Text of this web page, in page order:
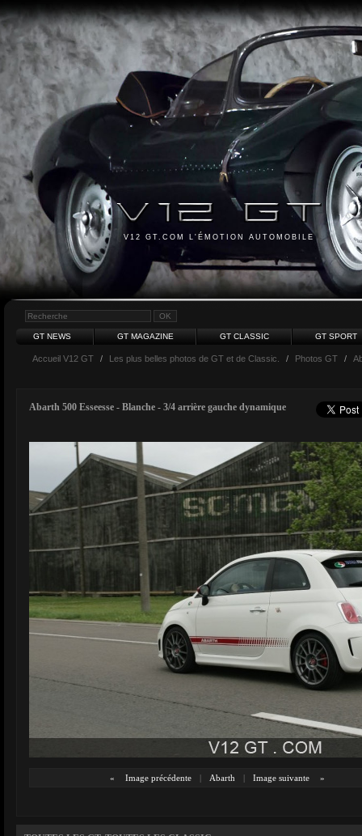
V12 GT.COM L'ÉMOTION AUTOMOBILE
GT NEWS GT MAGAZINE GT CLASSIC GT SPORT
Accueil V12 GT / Les plus belles photos de GT et de Classic. / Photos GT /
Abarth 500 Esseesse - Blanche - 3/4 arrière gauche dynamique
« Image précédente | Abarth | Image suivante »